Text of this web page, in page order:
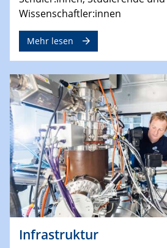
Wissenschaftler:innen
Mehr lesen
Infrastruktur